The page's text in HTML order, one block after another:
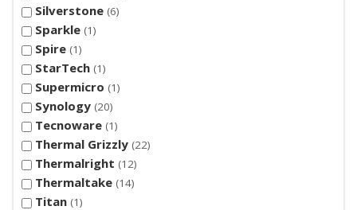
Silverstone 6
Sparkle 1
Spire 1
StarTech 1
Supermicro 1
Synology 20
Tecnoware 1
Thermal Grizzly 22
Thermalright 12
Thermaltake 14
Titan 1